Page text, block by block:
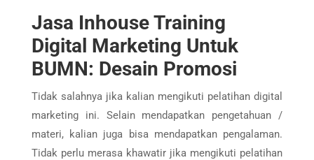
Jasa Inhouse Training
Digital Marketing Untuk
BUMN: Desain Promosi
Tidak salahnya jika kalian mengikuti pelatihan digital
marketing ini. Selain mendapatkan pengetahuan /
materi, kalian juga bisa mendapatkan pengalaman.
Tidak perlu merasa khawatir jika mengikuti pelatihan